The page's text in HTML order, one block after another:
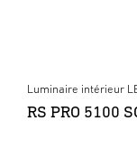
Luminaire intérieur
RS PRO 5100